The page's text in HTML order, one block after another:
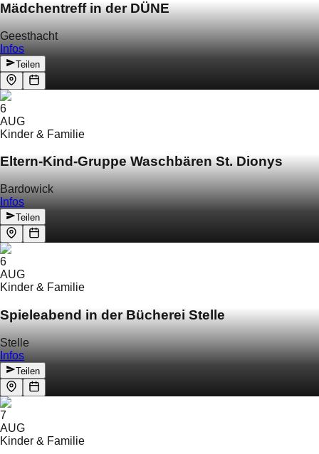
Mädchentreff in der DÜNE
Geesthacht
Infos
Teilen
6
AUG
Kinder & Familie
Eltern-Kind-Gruppe Waschbären St. Dionys
Bardowick
Infos
Teilen
6
AUG
Kinder & Familie
Spieleabend in der Bücherei Stelle
Stelle
Infos
Teilen
7
AUG
Kinder & Familie